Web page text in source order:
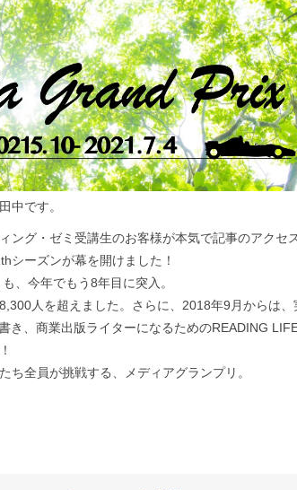
中です。
ング・ゼミ受講生のお客様が本気で記事のアクセ
シーズンが幕を開けました！
、今年でもう8年目に突入。
人を超えました。さらに、2018年9月からは、
き、商業出版ライターになるためのREADING
ち全員が挑戦する、メディアグランプリ。